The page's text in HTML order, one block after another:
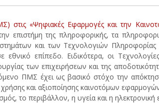
στις «Ψηφιακές Εφαρμογές και την
επιστήμη της πληροφορικής, τα
και των Τεχνολογιών Πληροφορίας
επίπεδο. Ειδικότερα, οι
των επιχειρήσεων και της
ΠΜΣ έχει ως βασικό στόχο την
και αξιοποίησης καινοτόμων
το περιβάλλον, η υγεία και η ηλεκτρονική